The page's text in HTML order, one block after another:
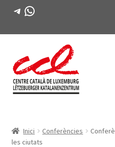
Telegram
WhatsApp
navegació
al
contingut
ACTIVITATS
Inici Conferències
les ciutats